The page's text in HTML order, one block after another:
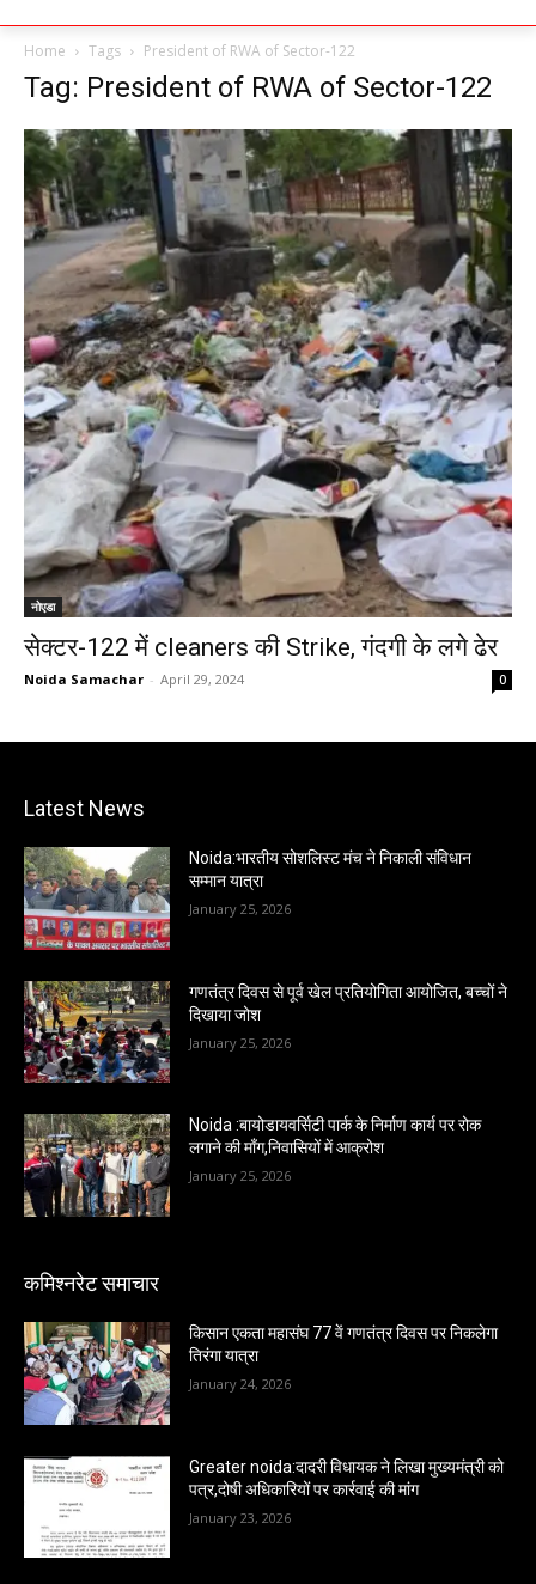
Home Tags President of RWA of Sector-122
Tag: President of RWA of Sector-122
नोएडा
सेक्टर-122 में cleaners की Strike, गंदगी के लगे ढेर
Noida Samachar - April 29, 2024 0
Latest News
Noida:भारतीय सोशलिस्ट मंच ने निकाली संविधान
सम्मान यात्रा
January 25, 2026
गणतंत्र दिवस से पूर्व खेल प्रतियोगिता आयोजित, बच्चों ने
दिखाया जोश
January 25, 2026
Noida :बायोडायवर्सिटी पार्क के निर्माण कार्य पर रोक
लगाने की माँग,निवासियों में आक्रोश
January 25, 2026
कमिश्नरेट समाचार
किसान एकता महासंघ 77 वें गणतंत्र दिवस पर निकलेगा
तिरंगा यात्रा
January 24, 2026
Greater noida:दादरी विधायक ने लिखा मुख्यमंत्री को
पत्र,दोषी अधिकारियों पर कार्रवाई की मांग
January 23, 2026